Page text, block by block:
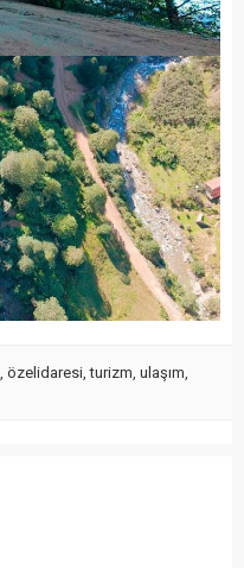
özelidaresi ,turizm ulaşım